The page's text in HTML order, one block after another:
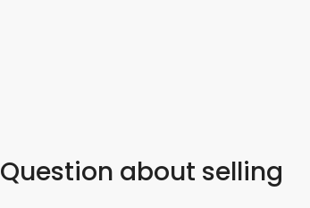
Question about selling